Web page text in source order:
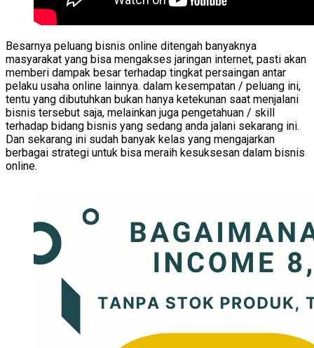
Besarnya peluang bisnis online ditengah banyaknya
masyarakat yang bisa mengakses jaringan internet, pasti akan
memberi dampak besar terhadap tingkat persaingan antar
pelaku usaha online lainnya. dalam kesempatan / peluang ini,
tentu yang dibutuhkan bukan hanya ketekunan saat menjalani
bisnis tersebut saja, melainkan juga pengetahuan / skill
terhadap bidang bisnis yang sedang anda jalani sekarang ini.
Dan sekarang ini sudah banyak kelas yang mengajarkan
berbagai strategi untuk bisa meraih kesuksesan dalam bisnis
online.